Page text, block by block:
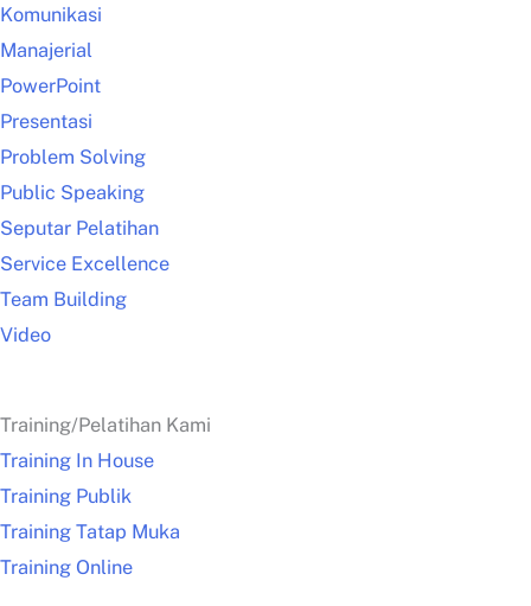
Komunikasi
Manajerial
PowerPoint
Presentasi
Problem Solving
Public Speaking
Seputar Pelatihan
Service Excellence
Team Building
Video
Training/Pelatihan Kami
Training In House
Training Publik
Training Tatap Muka
Training Online